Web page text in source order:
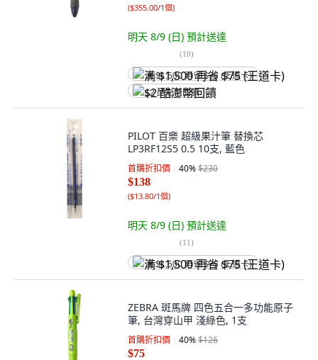
($355.00/1個)
明天 8/9 (日) 預計送達
(10)
满 $1,500 再省 $75 (王道卡)
$2 酷澎幣回饋
PILOT 百樂 超級果汁筆 替換芯
LP3RF12S5 0.5 10支, 藍色
首購折扣價 40%$230
$138
($13.80/1個)
明天 8/9 (日) 預計送達
(11)
满 $1,500 再省 $75 (王道卡)
ZEBRA 斑馬牌 四色五合一多功能原子
筆, 台灣穿山甲 淺綠色, 1支
首購折扣價 40%$126
$75